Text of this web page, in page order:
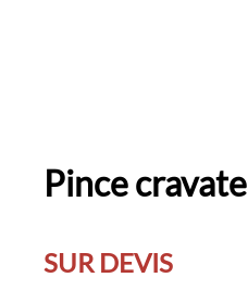
Pince cravate
SUR DEVIS